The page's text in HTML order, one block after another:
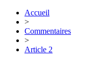
Accueil
>
Commentaires
>
Article 2